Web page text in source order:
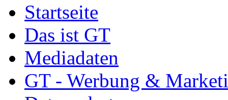
Startseite
Das ist GT
Mediadaten
GT - Werbung &